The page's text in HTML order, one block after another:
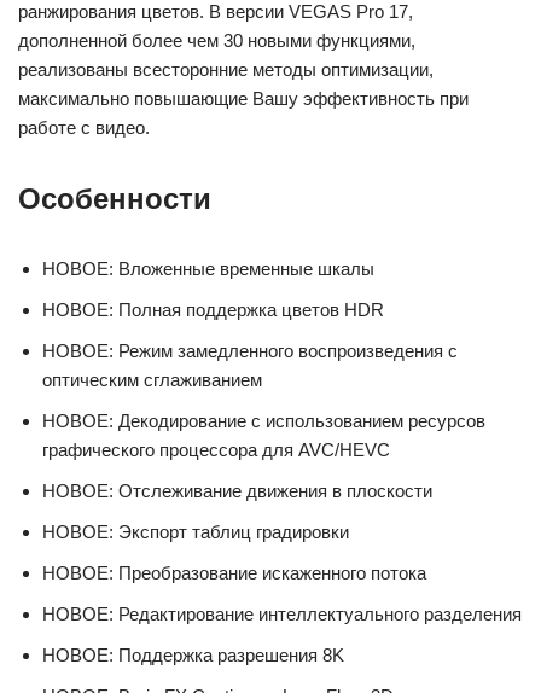
ранжирования цветов. В версии VEGAS Pro 17,
дополненной более чем 30 новыми функциями,
реализованы всесторонние методы оптимизации,
максимально повышающие Вашу эффективность при
работе с видео.
Особенности
НОВОЕ: Вложенные временные шкалы
НОВОЕ: Полная поддержка цветов HDR
НОВОЕ: Режим замедленного воспроизведения с
оптическим сглаживанием
НОВОЕ: Декодирование с использованием ресурсов
графического процессора для AVC/HEVC
НОВОЕ: Отслеживание движения в плоскости
НОВОЕ: Экспорт таблиц градировки
НОВОЕ: Преобразование искаженного потока
НОВОЕ: Редактирование интеллектуального разделения
НОВОЕ: Поддержка разрешения 8K